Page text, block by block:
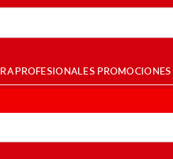
PROFESIONALES PROMOCIONES